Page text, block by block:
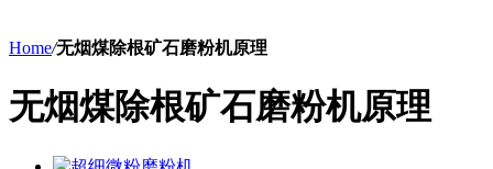
Home/无烟煤除根矿石磨粉机原理
无烟煤除根矿石磨粉机原理